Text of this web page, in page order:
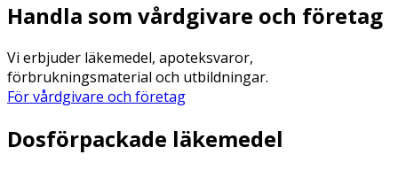
Handla som vårdgivare och företag
Vi erbjuder läkemedel, apoteksvaror,
förbrukningsmaterial och utbildningar.
För vårdgivare och företag
Dosförpackade läkemedel